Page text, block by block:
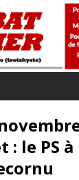
: le PS à